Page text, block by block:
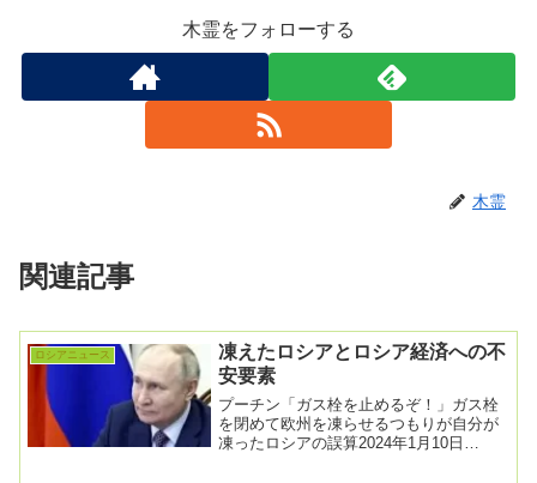
木霊をフォローする
木霊
関連記事
ロシアニュース
凍えたロシアとロシア経済への不
安要素
プーチン「ガス栓を止めるぞ！」ガス栓
を閉めて欧州を凍らせるつもりが自分が
凍ったロシアの誤算2024年1月10日